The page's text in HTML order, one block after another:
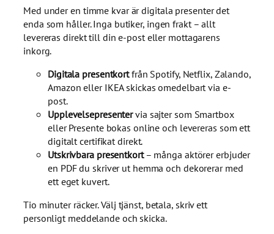
Med under en timme kvar är digitala presenter det
enda som håller. Inga butiker, ingen frakt – allt
levereras direkt till din e-post eller mottagarens
inkorg.
Digitala presentkortfrån Spotify, Netflix, Zalando,
Amazon eller IKEA skickas omedelbart via e-
post.
Upplevelsepresentervia sajter som Smartbox
eller Presente bokas online och levereras som ett
digitalt certifikat direkt.
Utskrivbara presentkort– många aktörer erbjuder
en PDF du skriver ut hemma och dekorerar med
ett eget kuvert.
Tio minuter räcker. Välj tjänst, betala, skriv ett
personligt meddelande och skicka.